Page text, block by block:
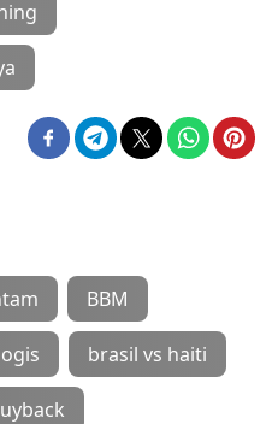
BBM
brasil vs haiti